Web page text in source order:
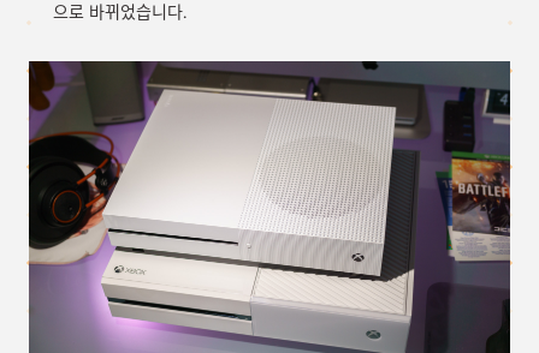
으로 바뀌었습니다.